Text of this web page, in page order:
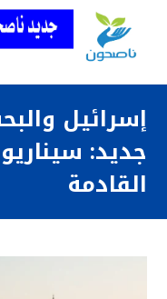
إسرائيل
جديد:
القادمة